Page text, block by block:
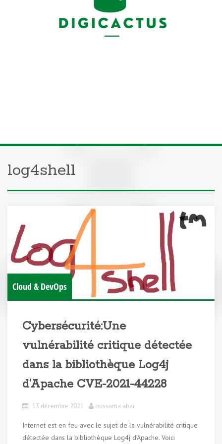
log4shell
Cloud & DevOps
Cybersécurité:Une
vulnérabilité critique détectée
dans la bibliothèque Log4j
d’Apache CVE-2021-44228
13 décembre 2021 oussama abai
Internet est en feu avec le sujet de la vulnérabilité critique
détectée dans la bibliothèque Log4j d’Apache. Voici